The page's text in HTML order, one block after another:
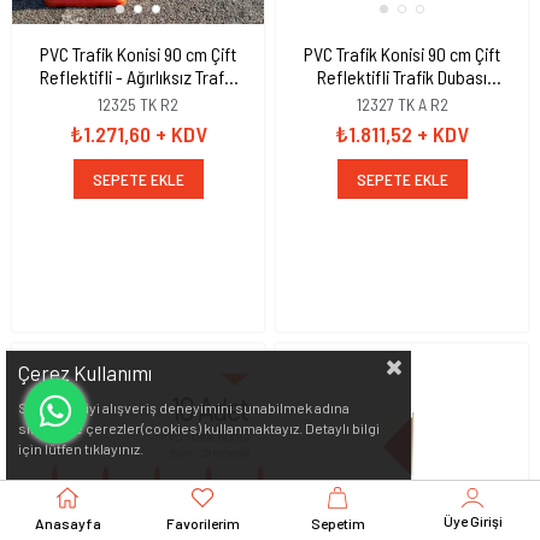
PVC Trafik Konisi 90 cm Çift
Reflektifli - Ağırlıksız Trafik
Dubası
12325 TK R2
₺1.271,60 + KDV
SEPETE EKLE
PVC Trafik Konisi 90 cm Çift
Reflektifli Trafik Dubası
Ağırlıklı
12327 TK A R2
₺1.811,52 + KDV
SEPETE EKLE
Çerez Kullanımı
Sizlere en iyi alışveriş deneyimini sunabilmek adına
sitemizde çerezler(cookies) kullanmaktayız. Detaylı bilgi
için lütfen tıklayınız.
Anasayfa Favorilerim Sepetim Üye Girişi